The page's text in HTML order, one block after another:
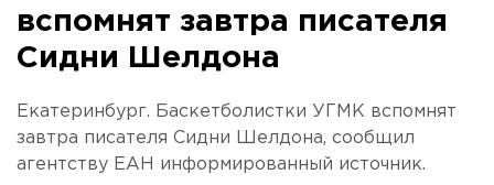
вспомнят завтра писателя
Сидни Шелдона
Екатеринбург. Баскетболистки УГМК вспомнят
завтра писателя Сидни Шелдона, сообщил
агентству ЕАН информированный источник.